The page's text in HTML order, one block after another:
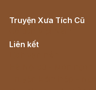
Truyện Xưa Tích Cũ
Liên kết